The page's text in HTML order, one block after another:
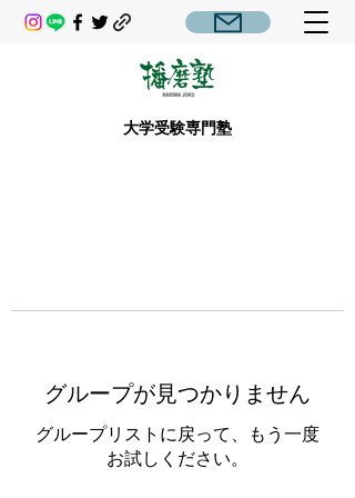
大学受験専門塾
グループが見つかりません
グループリストに戻って、もう一度
お試しください。